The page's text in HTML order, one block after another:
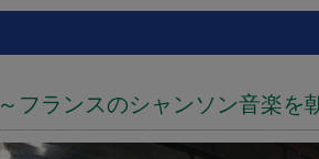
～フランスのシャンソン音楽を